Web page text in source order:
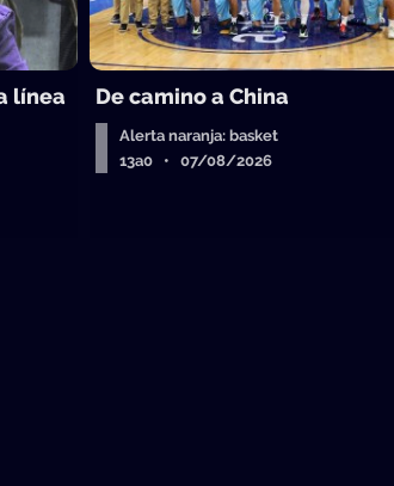
línea
De camino a China
Alerta naranja: basket
13a0 • 07/08/2026